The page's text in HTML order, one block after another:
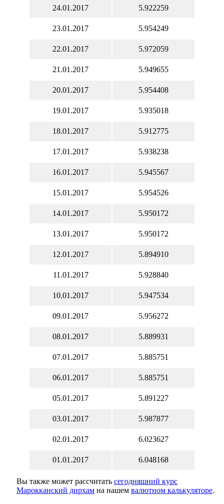
24.01.2017 5.922259
23.01.2017 5.954249
22.01.2017 5.972059
21.01.2017 5.949655
20.01.2017 5.954408
19.01.2017 5.935018
18.01.2017 5.912775
17.01.2017 5.938238
16.01.2017 5.945567
15.01.2017 5.954526
14.01.2017 5.950172
13.01.2017 5.950172
12.01.2017 5.894910
11.01.2017 5.928840
10.01.2017 5.947534
09.01.2017 5.956272
08.01.2017 5.889931
07.01.2017 5.885751
06.01.2017 5.885751
05.01.2017 5.891227
03.01.2017 5.987877
02.01.2017 6.023627
01.01.2017 6.048168
Вы также может рассчитать сегодняшний курс
Марокканский дирхам на нашем валютном калькуляторе.